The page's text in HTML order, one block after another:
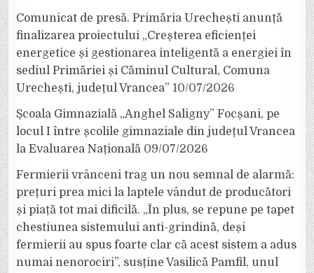
Comunicat de presă. Primăria Urechești anunță
finalizarea proiectului „Creșterea eficienței
energetice și gestionarea inteligentă a energiei în
sediul Primăriei și Căminul Cultural, Comuna
Urechești, județul Vrancea” 10/07/2026
Școala Gimnazială „Anghel Saligny” Focșani, pe
locul I între școlile gimnaziale din județul Vrancea
la Evaluarea Națională 09/07/2026
Fermierii vrânceni trag un nou semnal de alarmă:
prețuri prea mici la laptele vândut de producători
și piață tot mai dificilă. „În plus, se repune pe tapet
chestiunea sistemului anti-grindină, deși
fermierii au spus foarte clar că acest sistem a adus
numai nenorociri”, susține Vasilică Pamfil, unul